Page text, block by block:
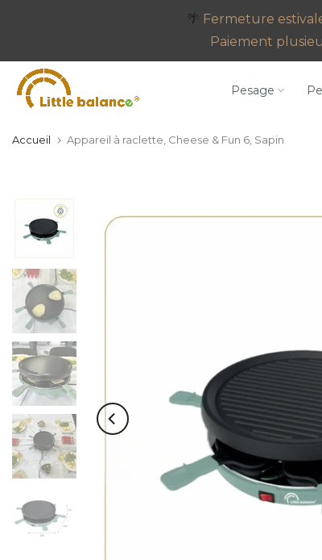
contenu
🌴 Fermeture
Paiement
Pesage
Accueil Appareil à raclette, Cheese & Fun 6, Sapin